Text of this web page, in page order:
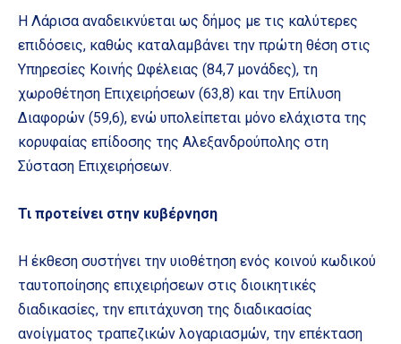
Η Λάρισα αναδεικνύεται ως δήμος με τις καλύτερες
επιδόσεις, καθώς καταλαμβάνει την πρώτη θέση στις
Υπηρεσίες Κοινής Ωφέλειας (84,7 μονάδες), τη
χωροθέτηση Επιχειρήσεων (63,8) και την Επίλυση
Διαφορών (59,6), ενώ υπολείπεται μόνο ελάχιστα της
κορυφαίας επίδοσης της Αλεξανδρούπολης στη
Σύσταση Επιχειρήσεων.
Τι προτείνει στην κυβέρνηση
Η έκθεση συστήνει την υιοθέτηση ενός κοινού κωδικού
ταυτοποίησης επιχειρήσεων στις διοικητικές
διαδικασίες, την επιτάχυνση της διαδικασίας
ανοίγματος τραπεζικών λογαριασμών, την επέκταση